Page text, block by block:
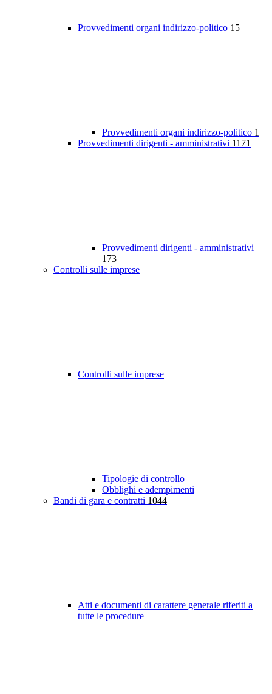
Provvedimenti organi indirizzo-politico 15
Provvedimenti organi indirizzo-politico 1
Provvedimenti dirigenti - amministrativi 1171
Provvedimenti dirigenti - amministrativi
173
Controlli sulle imprese
Controlli sulle imprese
Tipologie di controllo
Obblighi e adempimenti
Bandi di gara e contratti 1044
Atti e documenti di carattere generale riferiti a
tutte le procedure